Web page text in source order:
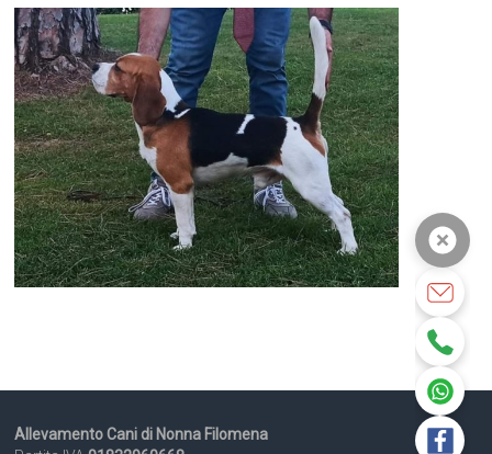
Allevamento Cani di Nonna Filomena